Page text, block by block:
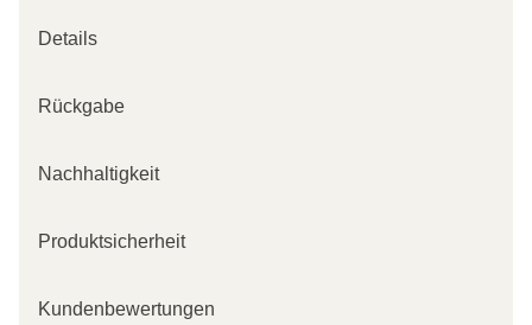
Details
Rückgabe
Nachhaltigkeit
Produktsicherheit
Kundenbewertungen